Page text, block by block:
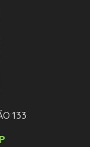
133